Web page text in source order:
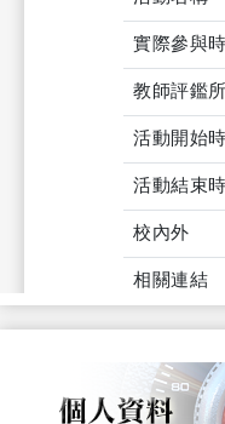
實際參與
教師評鑑
活動開始
活動結束
校內外
相關連結